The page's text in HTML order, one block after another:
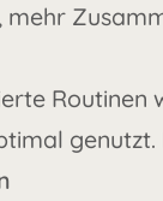
mehr